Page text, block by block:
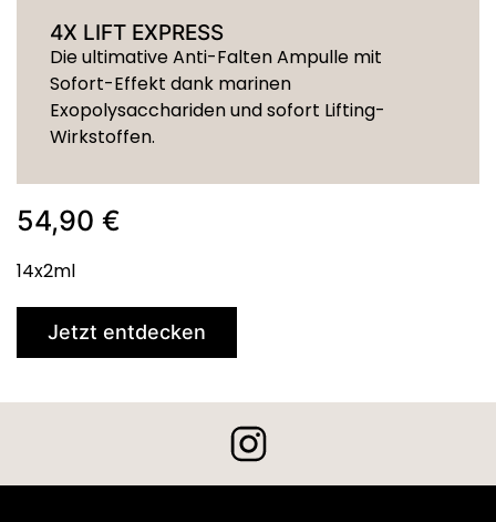
4X LIFT EXPRESS
Die ultimative Anti-Falten Ampulle mit
Sofort-Effekt dank marinen
Exopolysacchariden und sofort Lifting-
Wirkstoffen.
54,90 €
14x2ml
Jetzt entdecken